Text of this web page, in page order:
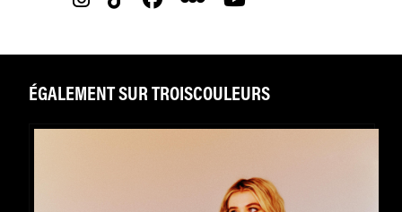
ÉGALEMENT SUR TROISCOULEURS